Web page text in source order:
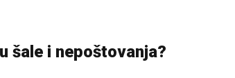
šale i nepoštovanja?